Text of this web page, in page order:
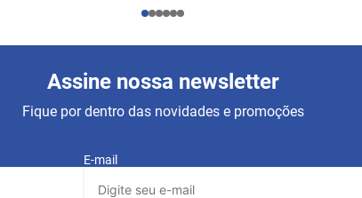
Assine nossa newsletter
Fique por dentro das novidades e promoções
E-mail